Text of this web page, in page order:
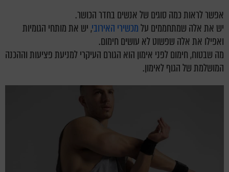
אפשר לראות כמה סוגים של אנשים בחדר הכושר.
יש את אלה שמתחממים עלמכשירי האירובי, יש את מותחי הגומיות
ואפילו את אלה שפשוט לא עושים חימום.
מה שבטוח, חימום לפני אימון הוא הגורם העיקרי למניעת פציעות וההכנה
המושלמת של הגוף לאימון.